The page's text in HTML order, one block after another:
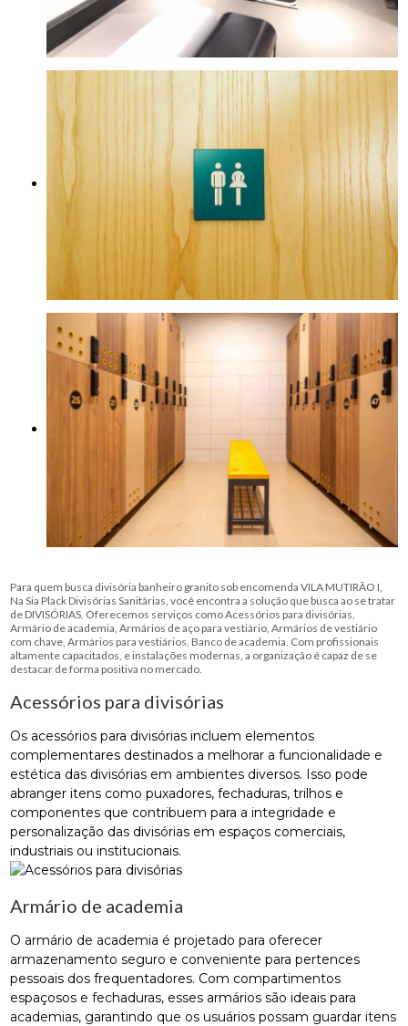
Para quem busca divisória banheiro granito sob encomenda VILA MUTIRÃO I,
Na Sia Plack Divisórias Sanitárias, você encontra a solução que busca ao se tratar
de DIVISÓRIAS. Oferecemos serviços como Acessórios para divisórias,
Armário de academia, Armários de aço para vestiário, Armários de vestiário
com chave, Armários para vestiários, Banco de academia. Com profissionais
altamente capacitados, e instalações modernas, a organização é capaz de se
destacar de forma positiva no mercado.
Acessórios para divisórias
Os acessórios para divisórias incluem elementos
complementares destinados a melhorar a funcionalidade e
estética das divisórias em ambientes diversos. Isso pode
abranger itens como puxadores, fechaduras, trilhos e
componentes que contribuem para a integridade e
personalização das divisórias em espaços comerciais,
industriais ou institucionais.
Armário de academia
O armário de academia é projetado para oferecer
armazenamento seguro e conveniente para pertences
pessoais dos frequentadores. Com compartimentos
espaçosos e fechaduras, esses armários são ideais para
academias, garantindo que os usuários possam guardar itens